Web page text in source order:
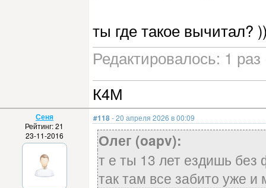
ты где такое вычитал?
Редактировалось: 1
К4М
Сеня
Рейтинг: 21
23-11-2016
#118- 20 апреля 2026 в 00:09
Олег (oapv):
т е ты 13 лет ездишь без
так там все забито уже